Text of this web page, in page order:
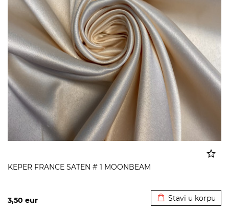
KEPER FRANCE SATEN # 1 MOONBEAM
3,50 eur Stavi u korpu